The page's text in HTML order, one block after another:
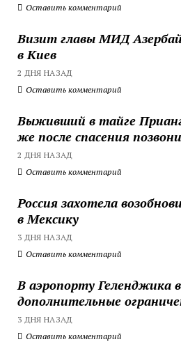
Оставить комментарий
Визит главы МИД
в Киев
2 ДНЯ НАЗАД
Оставить комментарий
Выживший в тайге
же после спасения
2 ДНЯ НАЗАД
Оставить комментарий
Россия захотела
в Мексику
3 ДНЯ НАЗАД
Оставить комментарий
В аэропорту Геленджика
дополнительные
3 ДНЯ НАЗАД
Оставить комментарий